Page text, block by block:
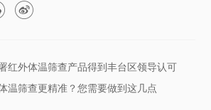

红外体温筛查产品得到丰台区领导认可
温筛查更精准？您需要做到这几点